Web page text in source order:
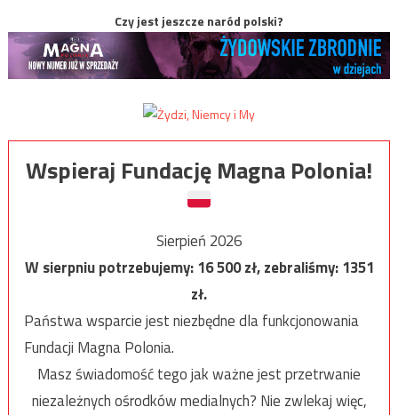
Czy jest jeszcze naród polski?
Wspieraj Fundację Magna Polonia!
Sierpień 2026
W sierpniu potrzebujemy:16 500zł, zebraliśmy:1351
zł.
Państwa wsparcie jest niezbędne dla funkcjonowania
Fundacji Magna Polonia.
Masz świadomość tego jak ważne jest przetrwanie
niezależnych ośrodków medialnych? Nie zwlekaj więc,